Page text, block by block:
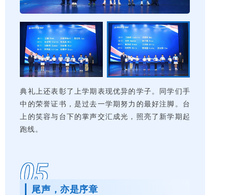
典礼上还表彰了上学期表现优异的学子。同学们手
中的荣誉证书，是过去一学期努力的最好注脚。台
上的笑容与台下的掌声交汇成光，照亮了新学期起
跑线。
05
尾声，亦是序章